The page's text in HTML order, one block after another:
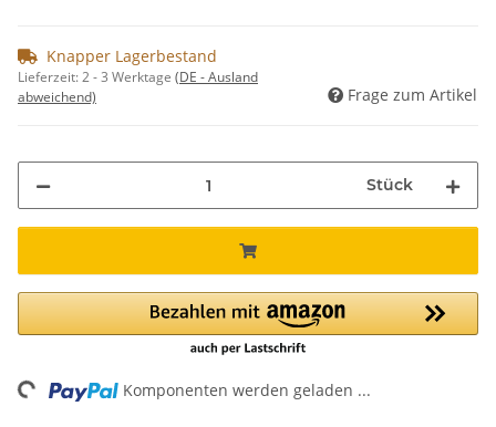
Knapper Lagerbestand
Lieferzeit:2 - 3 Werktage (DE - Ausland
abweichend)
Frage zum Artikel
Stück
Komponenten werden geladen ...